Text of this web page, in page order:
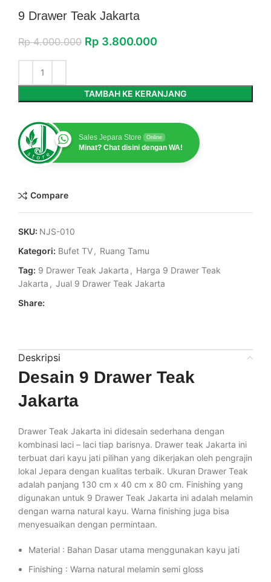
9 Drawer Teak Jakarta
Rp4.000.000 Rp 3.800.000
TAMBAH KE KERANJANG
Sales Jepara Store Online
Minat? Chat disini dengan WA!
Compare
SKU: NJS-010
Kategori: Bufet TV, Ruang Tamu
Tag: 9 Drawer Teak Jakarta , Harga 9 Drawer Teak
Jakarta , Jual 9 Drawer Teak Jakarta
Share:
Deskripsi
Desain 9 Drawer Teak
Jakarta
Drawer Teak Jakarta ini didesain sederhana dengan
kombinasi laci – laci tiap barisnya. Drawer teak Jakarta ini
terbuat dari kayu jati pilihan yang dikerjakan oleh pengrajin
lokal Jepara dengan kualitas terbaik. Ukuran Drawer Teak
adalah panjang 130 cm x 40 cm x 80 cm. Finishing yang
digunakan untuk 9 Drawer Teak Jakarta ini adalah melamin
dengan warna natural kayu. Warna finishing juga bisa
menyesuaikan dengan permintaan.
Material : Bahan Dasar utama menggunakan kayu jati
Finishing : Warna natural melamin semi gloss